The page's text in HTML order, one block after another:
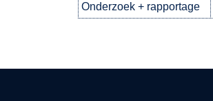
Onderzoek + rapportage